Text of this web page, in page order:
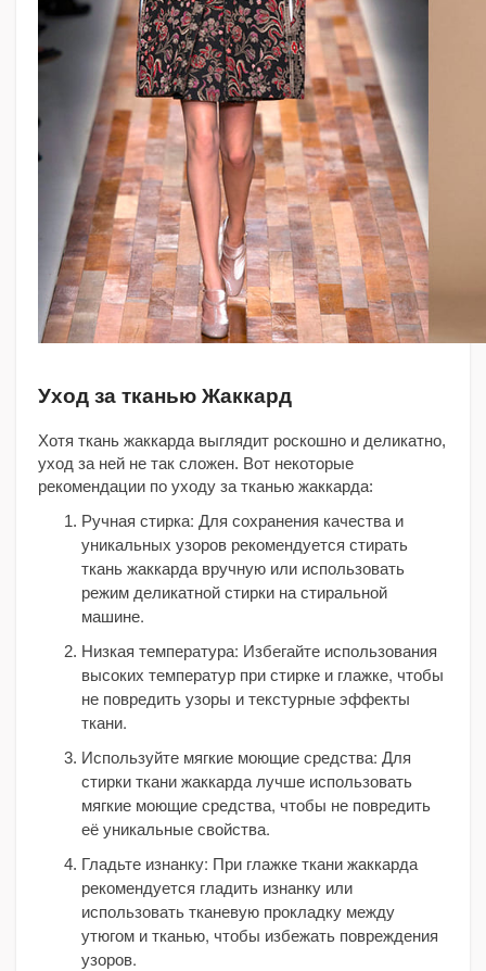
Уход за тканью Жаккард
Хотя ткань жаккарда выглядит роскошно и деликатно,
уход за ней не так сложен. Вот некоторые
рекомендации по уходу за тканью жаккарда:
Ручная стирка: Для сохранения качества и
уникальных узоров рекомендуется стирать
ткань жаккарда вручную или использовать
режим деликатной стирки на стиральной
машине.
Низкая температура: Избегайте использования
высоких температур при стирке и глажке, чтобы
не повредить узоры и текстурные эффекты
ткани.
Используйте мягкие моющие средства: Для
стирки ткани жаккарда лучше использовать
мягкие моющие средства, чтобы не повредить
её уникальные свойства.
Гладьте изнанку: При глажке ткани жаккарда
рекомендуется гладить изнанку или
использовать тканевую прокладку между
утюгом и тканью, чтобы избежать повреждения
узоров.